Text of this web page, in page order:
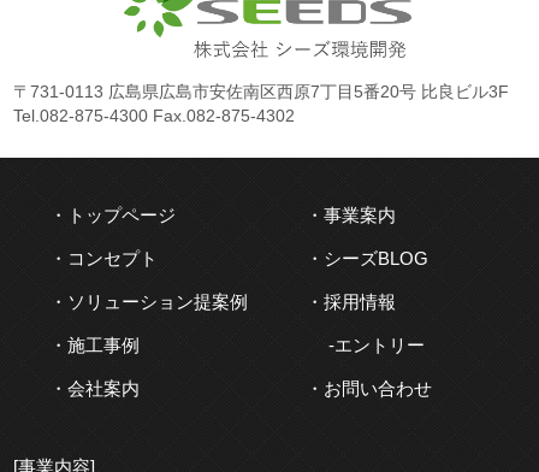
〒731-0113 広島県広島市安佐南区西原7丁目5番20号 比良ビル3F
Tel.082-875-4300 Fax.082-875-4302
トップページ
コンセプト
ソリューション提案例
施工事例
会社案内
事業案内
シーズBLOG
採用情報
エントリー
お問い合わせ
[事業内容]